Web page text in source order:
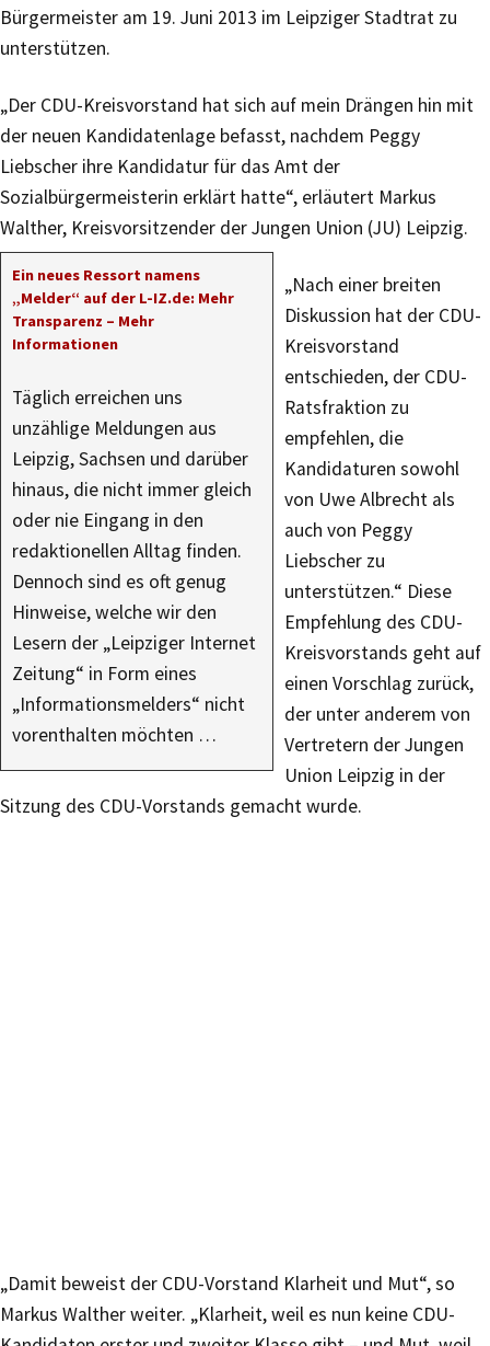
Bürgermeister am 19. Juni 2013 im Leipziger Stadtrat zu
unterstützen.
„Der CDU-Kreisvorstand hat sich auf mein Drängen hin mit
der neuen Kandidatenlage befasst, nachdem Peggy
Liebscher ihre Kandidatur für das Amt der
Sozialbürgermeisterin erklärt hatte“, erläutert Markus
Walther, Kreisvorsitzender der Jungen Union (JU) Leipzig.
Ein neues Ressort namens
„Melder“ auf der L-IZ.de: Mehr
Transparenz – Mehr
Informationen
Täglich erreichen uns
unzählige Meldungen aus
Leipzig, Sachsen und darüber
hinaus, die nicht immer gleich
oder nie Eingang in den
redaktionellen Alltag finden.
Dennoch sind es oft genug
Hinweise, welche wir den
Lesern der „Leipziger Internet
Zeitung“ in Form eines
„Informationsmelders“ nicht
vorenthalten möchten …
„Nach einer breiten
Diskussion hat der CDU-
Kreisvorstand
entschieden, der CDU-
Ratsfraktion zu
empfehlen, die
Kandidaturen sowohl
von Uwe Albrecht als
auch von Peggy
Liebscher zu
unterstützen.“ Diese
Empfehlung des CDU-
Kreisvorstands geht auf
einen Vorschlag zurück,
der unter anderem von
Vertretern der Jungen
Union Leipzig in der
Sitzung des CDU-Vorstands gemacht wurde.
„Damit beweist der CDU-Vorstand Klarheit und Mut“, so
Markus Walther weiter. „Klarheit, weil es nun keine CDU-